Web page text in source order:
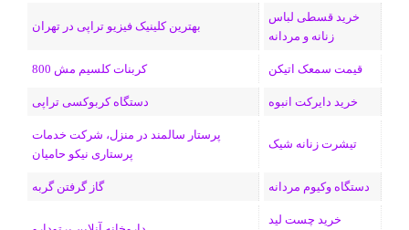
خرید قسطی لباس
زنانه و مردانه
بهترین کلینیک فیزیو تراپی در تهران
قیمت سمعک اتیکن کربنات کلسیم مش 800
خرید دایرکت انبوه دستگاه کربوکسی تراپی
تیشرت زنانه شیک
پرستار سالمند در منزل، شرکت خدمات
پرستاری نیکو حامیان
دستگاه وکیوم مردانه گاز گرفتن گربه
خرید چست لید